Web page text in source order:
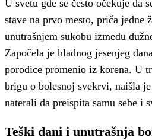
U svetu gde se često očekuje da
stave na prvo mesto, priča jedne
unutrašnjem sukobu između
Započela je hladnog jesenjeg
porodice promenio iz korena. U
brigu o bolesnoj svekrvi, naišla
naterali da preispita samu sebe i
Teški dani i unutrašnja